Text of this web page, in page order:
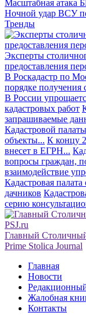
Масштабная атака
Ночной удар ВСУ
Тренды
Эксперты
предоставления
В Роскадастр по
порядке получения
В России
кадастровых работ
запрашиваемые
Кадастровой
объекты... К концу
внесет в ЕГРН...
вопросы граждан,
взаимодействие
Кадастровая
дачников
серию
PSJ.ru
Главный
Prime Stolica Journal
Главная
Новости
Жалобная
Контакты